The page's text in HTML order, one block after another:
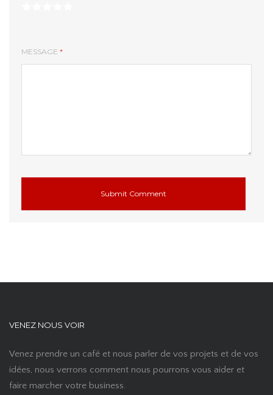
MESSAGE *
VENEZ NOUS VOIR
Venez prendre un café et nous parler de vos projets et de vos
idées, nous verrons comment nous pourrons vous aider et
faire marcher votre business.